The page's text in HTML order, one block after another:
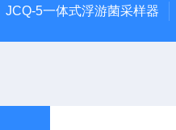
JCQ-5一体式浮游菌采样器